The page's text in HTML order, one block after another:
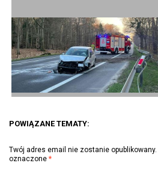
POWIĄZANE TEMATY:
Twój adres email nie zostanie opublikowany.
oznaczone *